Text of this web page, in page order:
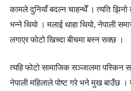
कामले दुनियाँ बदल्न चाहन्थेँ । त्यति
भन्ने थियो । मलाई थाहा थियो, नेपाली
लगाएर फोटो खिच्दा बीचमा बस्न सक्छ ।
त्यहि फोटो सामाजिक सञ्जालमा पस्किन
नेपाली महिलाले पोष्ट गरे भने मुख बाउँछ